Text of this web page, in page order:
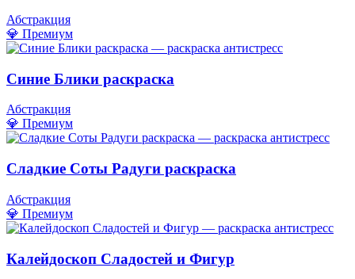
Абстракция
💎 Премиум
Синие Блики раскраска
Абстракция
💎 Премиум
Сладкие Соты Радуги раскраска
Абстракция
💎 Премиум
Калейдоскоп Сладостей и Фигур